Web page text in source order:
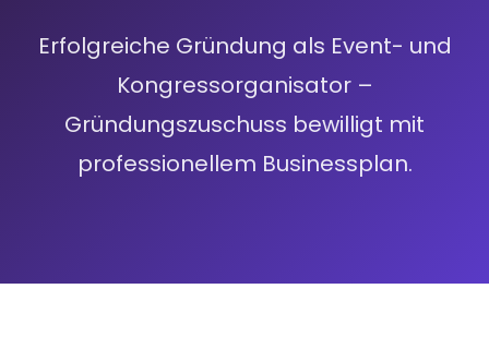
Erfolgreiche Gründung als Event- und
Kongressorganisator –
Gründungszuschuss bewilligt mit
professionellem Businessplan.